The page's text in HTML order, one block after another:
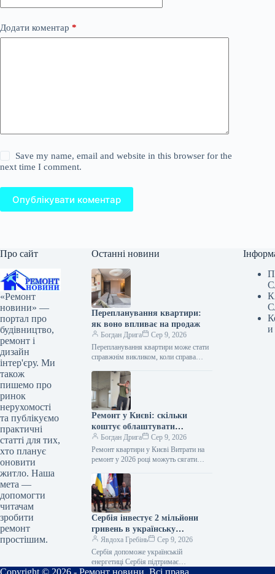
Додати коментар *
Save my name, email and website in this browser for the
next time I comment.
Опублікувати коментар
Про сайт
«Ремонт
новини» —
портал про
будівництво,
ремонт і
дизайн
інтер'єру. Ми
також
пишемо про
ринок
нерухомості
та публікуємо
практичні
статті для тих,
хто планує
оновити
житло. Наша
мета —
допомогти
читачам
зробити
ремонт
простішим.
Останні новини
Перепланування квартири:
як воно впливає на продаж
Богдан Дрига
Сер 9, 2026
Перепланування квартири може стати
справжнім викликом, коли справа
фактичне планування житла не
відповідає документам, перед…
Ремонт у Києві: скільки
коштує облаштувати
квартиру мрії
Богдан Дрига
Сер 9, 2026
Ремонт квартири у Києві Витрати на
ремонт у 2026 році можуть сягати
меблювання помешкання. Власниця…
Сербія інвестує 2 мільйони
гривень в українську
енергетику
Явдоха Гребінь
Сер 9, 2026
Сербія допоможе українській
енергетиці Сербія підтримає
українську енергетику, виділивши для
и
Copyright © 2026 - Ремонт новини. Всі права